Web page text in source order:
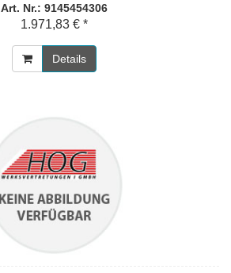
Art. Nr.: 9145454306
1.971,83 € *
Details